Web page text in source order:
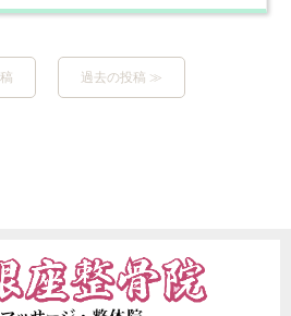
過去の投稿 ≫